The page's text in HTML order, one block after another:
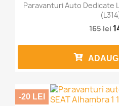
Paravanturi Auto Dedicate
165 lei
-20 LEI
Trebuie sa fi logat in contul
produse in Lista de Favorite.